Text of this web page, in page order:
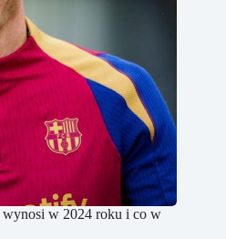
w 2024 roku i co w